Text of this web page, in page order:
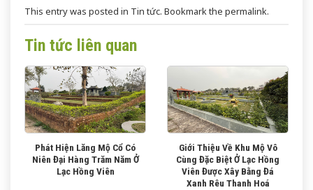
This entry was posted in Tin tức. Bookmark the permalink.
Tin tức liên quan
Phát Hiện Lăng Mộ Cổ Có
Niên Đại Hàng Trăm Năm Ở
Lạc Hồng Viên
Giới Thiệu Về Khu Mộ Vô
Cùng Đặc Biệt Ở Lạc Hồng
Viên Được Xây Bằng Đá
Xanh Rêu Thanh Hoá